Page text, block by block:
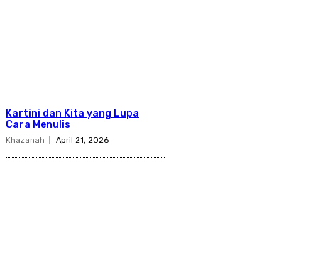
Kartini dan Kita yang Lupa
Cara Menulis
Khazanah April 21, 2026